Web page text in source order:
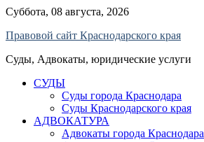
Skip
content
Суббота, 08 августа, 2026
Правовой сайт Краснодарского края
Суды, Адвокаты, юридические услуги
СУДЫ
Суды города Краснодара
Суды Краснодарского края
АДВОКАТУРА
Адвокаты города Краснодара